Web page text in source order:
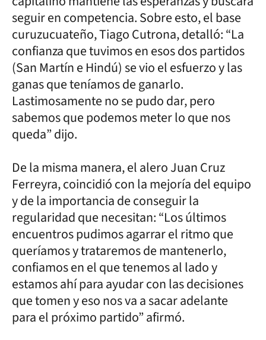
seguir en competencia. Sobre esto, el base
curuzucuateño, Tiago Cutrona, detalló: “La
confianza que tuvimos en esos dos partidos
(San Martín e Hindú) se vio el esfuerzo y las
ganas que teníamos de ganarlo.
Lastimosamente no se pudo dar, pero
sabemos que podemos meter lo que nos
queda” dijo.
De la misma manera, el alero Juan Cruz
Ferreyra, coincidió con la mejoría del equipo
y de la importancia de conseguir la
regularidad que necesitan: “Los últimos
encuentros pudimos agarrar el ritmo que
queríamos y trataremos de mantenerlo,
confiamos en el que tenemos al lado y
estamos ahí para ayudar con las decisiones
que tomen y eso nos va a sacar adelante
para el próximo partido” afirmó.